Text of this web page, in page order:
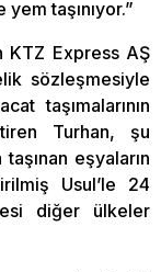
taşınıyor.”
KTZ Express AŞ
sözleşmesiyle
taşımalarının
Turhan, şu
eşyaların
Usul’le 24
diğer ülkeler